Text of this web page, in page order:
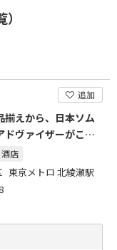
追加
揃えから、日本ソム
ドヴァイザーがこだ
介。
酒店
東京メトロ 北綾瀬駅